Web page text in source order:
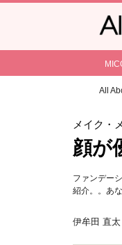
All
メイク・
顔が
ファンデー
紹介。。あ
伊牟田 直太